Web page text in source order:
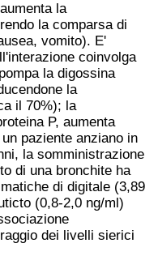
la
la comparsa di
vomito). E'
coinvolga
la digossina
la
il 70%); la
P, aumenta
paziente anziano in
la somministrazione
di una bronchite ha
di digitale (3,89
(0,8-2,0 ng/ml)
dei livelli sierici